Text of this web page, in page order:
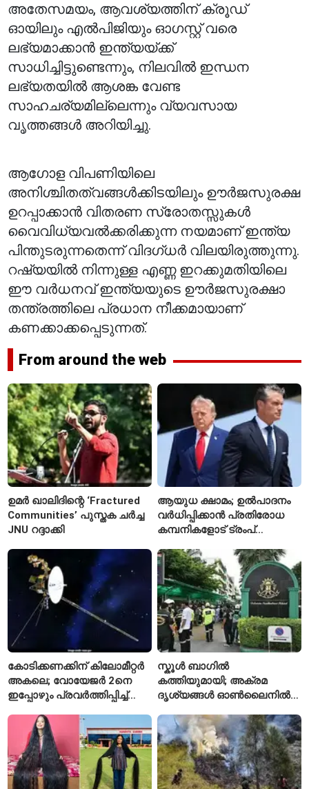
അതേസമയം, ആവശ്യത്തിന് ക്രൂഡ്
ഓയിലും എൽപിജിയും ഓഗസ്റ്റ് വരെ
ലഭ്യമാക്കാൻ ഇന്ത്യയ്ക്ക്
സാധിച്ചിട്ടുണ്ടെന്നും, നിലവിൽ ഇന്ധന
ലഭ്യതയിൽ ആശങ്ക വേണ്ട
സാഹചര്യമില്ലെന്നും വ്യവസായ
വൃത്തങ്ങൾ അറിയിച്ചു.
ആഗോള വിപണിയിലെ
അനിശ്ചിതത്വങ്ങൾക്കിടയിലും ഊർജസുരക്ഷ
ഉറപ്പാക്കാൻ വിതരണ സ്രോതസ്സുകൾ
വൈവിധ്യവൽക്കരിക്കുന്ന നയമാണ് ഇന്ത്യ
പിന്തുടരുന്നതെന്ന് വിദഗ്ധർ വിലയിരുത്തുന്നു.
റഷ്യയിൽ നിന്നുള്ള എണ്ണ ഇറക്കുമതിയിലെ
ഈ വർധനവ് ഇന്ത്യയുടെ ഊർജസുരക്ഷാ
തന്ത്രത്തിലെ പ്രധാന നീക്കമായാണ്
കണക്കാക്കപ്പെടുന്നത്.
From around the web
ഉമർ ഖാലിദിന്റെ ‘Fractured
Communities’ പുസ്തക ചർച്ച
JNU റദ്ദാക്കി
ആയുധ ക്ഷാമം; ഉൽപാദനം
വർധിപ്പിക്കാൻ പ്രതിരോധ
കമ്പനികളോട് ട്രംപ്
കോടിക്കണക്കിന് കിലോമീറ്റർ
അകലെ; വോയേജർ 2നെ
ഇപ്പോഴും പ്രവർത്തിപ്പിച്ച്
സ്കൂൾ ബാഗിൽ
കത്തിയുമായി; അക്രമ
ദൃശ്യങ്ങൾ ഓൺലൈനിൽ
കൗമാരക്കാരൻ